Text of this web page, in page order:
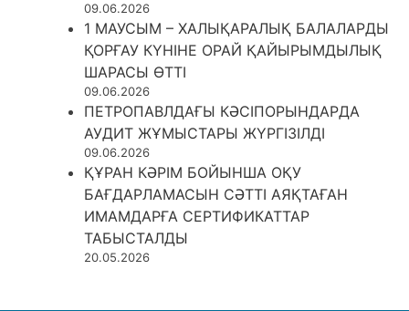
09.06.2026
1 МАУСЫМ – ХАЛЫҚАРАЛЫҚ БАЛАЛАРДЫ
ҚОРҒАУ КҮНІНЕ ОРАЙ ҚАЙЫРЫМДЫЛЫҚ
ШАРАСЫ ӨТТІ
09.06.2026
ПЕТРОПАВЛДАҒЫ КӘСІПОРЫНДАРДА
АУДИТ ЖҰМЫСТАРЫ ЖҮРГІЗІЛДІ
09.06.2026
ҚҰРАН КӘРІМ БОЙЫНША ОҚУ
БАҒДАРЛАМАСЫН СӘТТІ АЯҚТАҒАН
ИМАМДАРҒА СЕРТИФИКАТТАР
ТАБЫСТАЛДЫ
20.05.2026